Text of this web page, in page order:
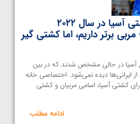
برترین های کشتی آسیا در سال ۲۰۲۲
برتر داریم، اما کشتی گیر
آسیا در حالی مشخص شدند که در بین
از ایرانی‌ها دیده نمی‌شود. اختصاصی خانه
کشتی آسیا، اسامی مربیان و کشتی
ادامه مطلب